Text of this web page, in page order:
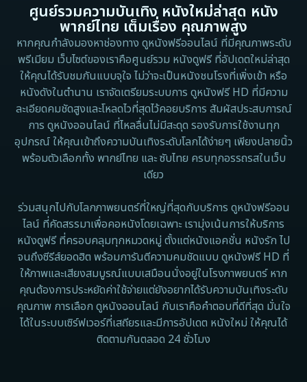
Detective สืบสวน
Disaster
Disney+
Documentary สารคดี
Documentary สารคดี
Drama ดราม่า
Drama ดราม่า
Dystopian
Emotional
Erotic
Family ครอบครัว
1983
1982
1971
1962
ศูนย์รวมความบันเทิง หนังใหม่ล่าสุด หนัง
พากย์ไทย เต็มเรื่อง คุณภาพสูง
หากคุณกำลังมองหาช่องทาง ดูหนังฟรีออนไลน์ ที่มีคุณภาพระดับ
พรีเมียม เว็บไซต์ของเราคือศูนย์รวม หนังดูฟรี ที่อัปเดตใหม่ล่าสุด
ให้คุณได้รับชมกันแบบจุใจ ไม่ว่าจะเป็นหนังชนโรงที่เพิ่งเข้า หรือ
หนังดังในตำนาน เราจัดเตรียมระบบการ ดูหนังฟรี HD ที่มีความ
ละเอียดคมชัดสูงและโหลดไวที่สุดไว้คอยบริการ สัมผัสประสบการณ์
การ ดูหนังออนไลน์ ที่ไหลลื่นไม่มีสะดุด รองรับการใช้งานทุก
อุปกรณ์ ให้คุณเข้าถึงความบันเทิงระดับโลกได้ง่ายๆ เพียงปลายนิ้ว
พร้อมตัวเลือกทั้ง พากย์ไทย และ ซับไทย ครบทุกอรรถรสในเว็บ
เดียว
ร่วมสนุกไปกับโลกภาพยนตร์ที่ใหญ่ที่สุดกับบริการ ดูหนังฟรีออน
ไลน์ ที่คัดสรรมาเพื่อคอหนังโดยเฉพาะ เรามุ่งเน้นการให้บริการ
หนังดูฟรี ที่ครอบคลุมทุกหมวดหมู่ ตั้งแต่หนังแอคชั่น หนังรัก ไป
จนถึงซีรีส์ยอดฮิต พร้อมการันตีความคมชัดแบบ ดูหนังฟรี HD ที่
ให้ภาพและเสียงสมบูรณ์แบบเสมือนนั่งอยู่ในโรงภาพยนตร์ หาก
คุณต้องการประหยัดค่าใช้จ่ายแต่ยังอยากได้รับความบันเทิงระดับ
คุณภาพ การเลือก ดูหนังออนไลน์ กับเราคือคำตอบที่ดีที่สุด มั่นใจ
ได้ในระบบเซิร์ฟเวอร์ที่เสถียรและมีการอัปเดต หนังใหม่ ให้คุณได้
ติดตามกันตลอด 24 ชั่วโมง